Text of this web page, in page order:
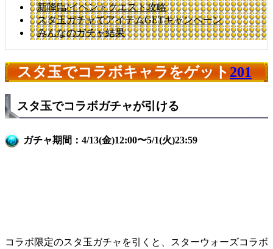
新降臨/イベントクエスト攻略
スタ玉ガチャでアイテムGETキャンペーン
みんなのガチャ結果
スタ玉でコラボキャラをゲット201
スタ玉でコラボガチャが引ける
ガチャ期間：4/13(金)12:00〜5/1(火)23:59
コラボ限定のスタ玉ガチャを引くと、スターウォーズコラボ